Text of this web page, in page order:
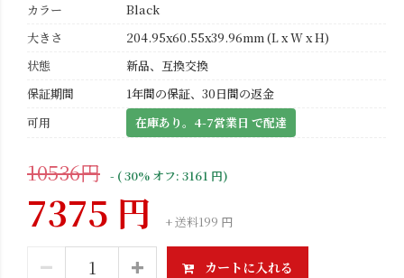
カラー
Black
大きさ
204.95x60.55x39.96mm (L x W x H)
状態
新品、互換交換
保証期間
1年間の保証、30日間の返金
可用
在庫あり。4-7営業日 で配達
10536円 - ( 30% オフ: 3161 円)
7375 円 + 送料199 円
カートに入れる